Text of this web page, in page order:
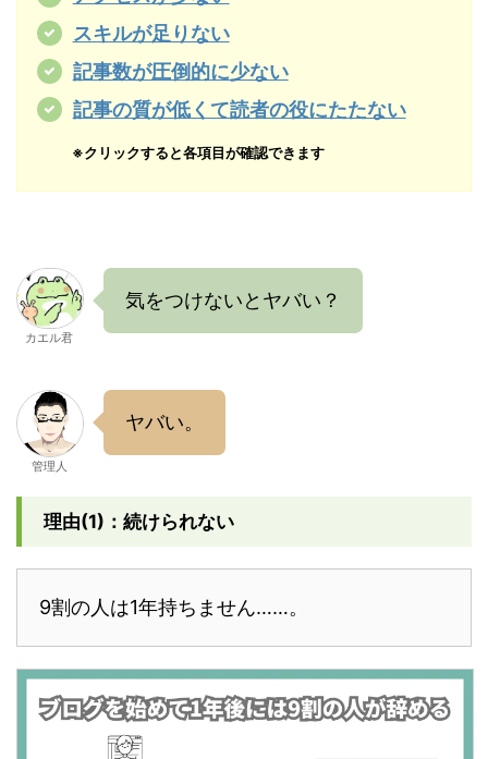
スキルが足りない
記事数が圧倒的に少ない
記事の質が低くて読者の役にたたない
※クリックすると各項目が確認できます
カエル君
気をつけないとヤバい？
管理人
ヤバい。
理由(1)：続けられない
9割の人は1年持ちません……。